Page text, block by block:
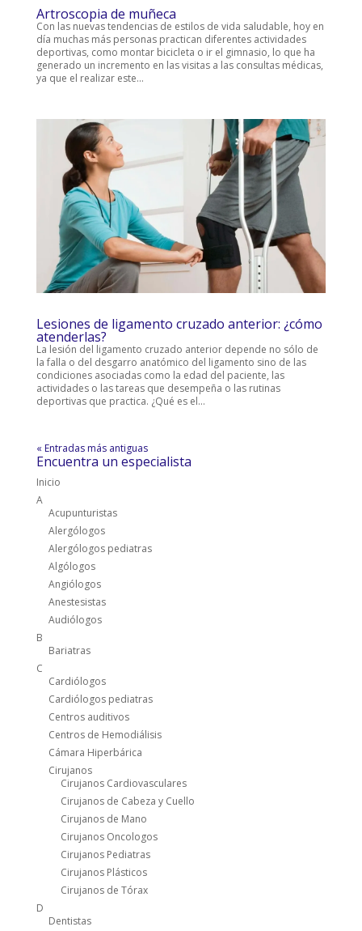
Artroscopia de muñeca
Con las nuevas tendencias de estilos de vida saludable, hoy en
día muchas más personas practican diferentes actividades
deportivas, como montar bicicleta o ir el gimnasio, lo que ha
generado un incremento en las visitas a las consultas médicas,
ya que el realizar este...
Lesiones de ligamento cruzado anterior: ¿cómo
atenderlas?
La lesión del ligamento cruzado anterior depende no sólo de
la falla o del desgarro anatómico del ligamento sino de las
condiciones asociadas como la edad del paciente, las
actividades o las tareas que desempeña o las rutinas
deportivas que practica. ¿Qué es el...
« Entradas más antiguas
Encuentra un especialista
Inicio
A
Acupunturistas
Alergólogos
Alergólogos pediatras
Algólogos
Angiólogos
Anestesistas
Audiólogos
B
Bariatras
C
Cardiólogos
Cardiólogos pediatras
Centros auditivos
Centros de Hemodiálisis
Cámara Hiperbárica
Cirujanos
Cirujanos Cardiovasculares
Cirujanos de Cabeza y Cuello
Cirujanos de Mano
Cirujanos Oncologos
Cirujanos Pediatras
Cirujanos Plásticos
Cirujanos de Tórax
D
Dentistas